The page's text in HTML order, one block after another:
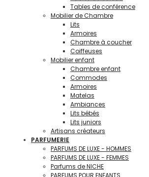
Tables de conférence
Mobilier de Chambre
Lits
Armoires
Chambre à coucher
Coiffeuses
Mobilier enfant
Chambre enfant
Commodes
Armoires
Matelas
Ambiances
Lits bébés
Lits juniors
Artisans créateurs
PARFUMERIE
PARFUMS DE LUXE - HOMMES
PARFUMS DE LUXE - FEMMES
Parfums de NICHE
PARFUMS POUR ENFANTS